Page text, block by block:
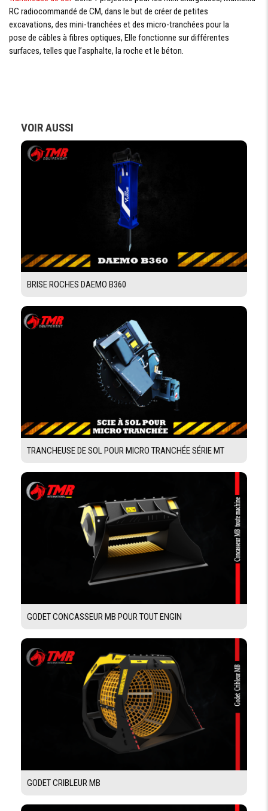
RC radiocommandé de CM, dans le but de créer de petites
excavations, des mini-tranchées et des micro-tranchées pour la
pose de câbles à fibres optiques, Elle fonctionne sur différentes
surfaces, telles que l’asphalte, la roche et le béton.
VOIR AUSSI
BRISE ROCHES DAEMO B360
TRANCHEUSE DE SOL POUR MICRO TRANCHÉE SÉRIE MT
GODET CONCASSEUR MB POUR TOUT ENGIN
GODET CRIBLEUR MB